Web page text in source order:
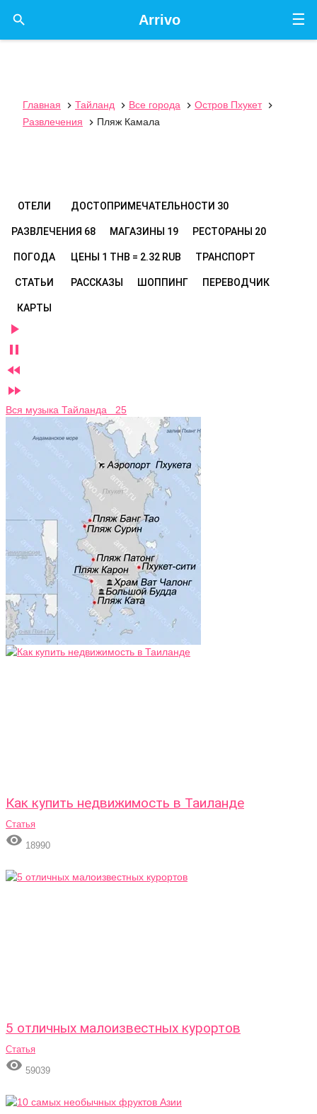
☰
Arrivo

Главная  Тайланд  Все города  Остров Пхукет

Развлечения
 Пляж Камала
ОТЕЛИ ДОСТОПРИМЕЧАТЕЛЬНОСТИ 30
РАЗВЛЕЧЕНИЯ 68 МАГАЗИНЫ 19 РЕСТОРАНЫ 20
ПОГОДА ЦЕНЫ 1 THB = 2.32 RUB ТРАНСПОРТ
СТАТЬИ РАССКАЗЫ ШОППИНГ ПЕРЕВОДЧИК
КАРТЫ




Вся музыка Тайланда 25
Как купить недвижимость в Таиланде
Статья
 18990
5 отличных малоизвестных курортов
Статья
 59039